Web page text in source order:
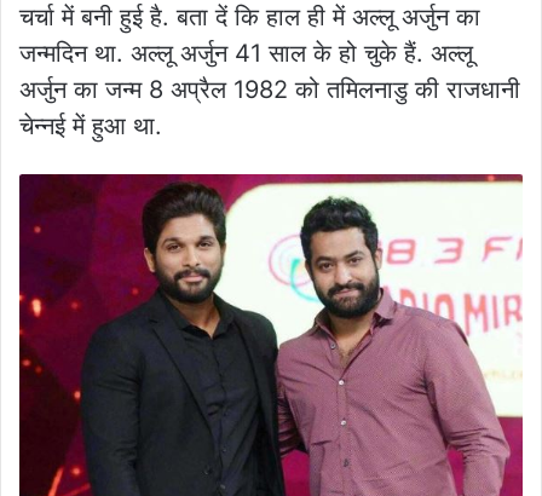
चर्चा में बनी हुई है. बता दें कि हाल ही में अल्लू अर्जुन का
जन्मदिन था. अल्लू अर्जुन 41 साल के हो चुके हैं. अल्लू
अर्जुन का जन्म 8 अप्रैल 1982 को तमिलनाडु की राजधानी
चेन्नई में हुआ था.